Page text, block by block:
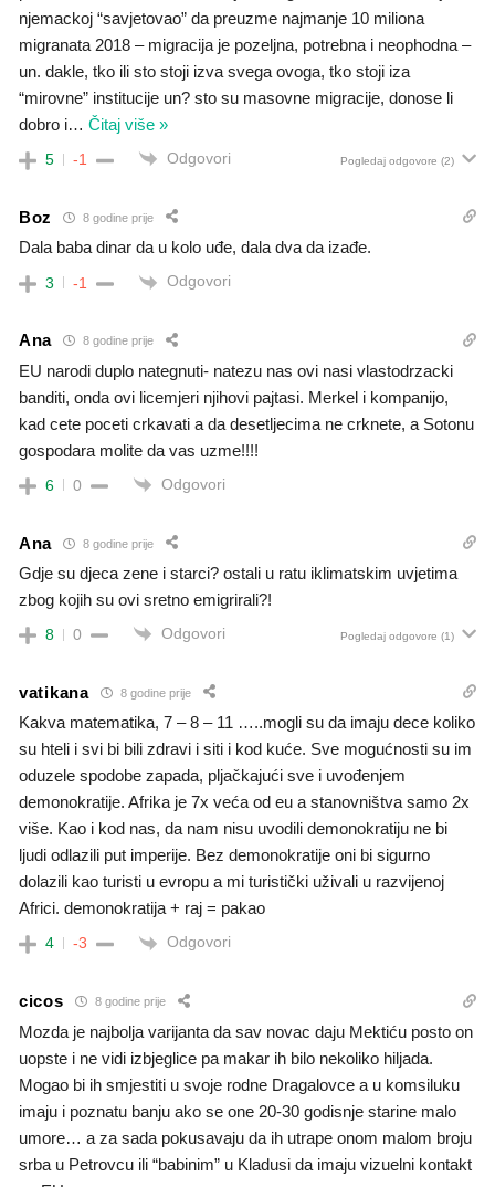
njemackoj “savjetovao” da preuzme najmanje 10 miliona
migranata 2018 – migracija je pozeljna, potrebna i neophodna –
un. dakle, tko ili sto stoji izva svega ovoga, tko stoji iza
“mirovne” institucije un? sto su masovne migracije, donose li
dobro i… Čitaj više »
5 -1 Odgovori Pogledaj odgovore (2)
Boz 8 godine prije
Dala baba dinar da u kolo uđe, dala dva da izađe.
3 -1 Odgovori
Ana 8 godine prije
EU narodi duplo nategnuti- natezu nas ovi nasi vlastodrzacki
banditi, onda ovi licemjeri njihovi pajtasi. Merkel i kompanijo,
kad cete poceti crkavati a da desetljecima ne crknete, a Sotonu
gospodara molite da vas uzme!!!!
6 0 Odgovori
Ana 8 godine prije
Gdje su djeca zene i starci? ostali u ratu iklimatskim uvjetima
zbog kojih su ovi sretno emigrirali?!
8 0 Odgovori Pogledaj odgovore (1)
vatikana 8 godine prije
Kakva matematika, 7 – 8 – 11 …..mogli su da imaju dece koliko
su hteli i svi bi bili zdravi i siti i kod kuće. Sve mogućnosti su im
oduzele spodobe zapada, pljačkajući sve i uvođenjem
demonokratije. Afrika je 7x veća od eu a stanovništva samo 2x
više. Kao i kod nas, da nam nisu uvodili demonokratiju ne bi
ljudi odlazili put imperije. Bez demonokratije oni bi sigurno
dolazili kao turisti u evropu a mi turistički uživali u razvijenoj
Africi. demonokratija + raj = pakao
4 -3 Odgovori
cicos 8 godine prije
Mozda je najbolja varijanta da sav novac daju Mektiću posto on
uopste i ne vidi izbjeglice pa makar ih bilo nekoliko hiljada.
Mogao bi ih smjestiti u svoje rodne Dragalovce a u komsiluku
imaju i poznatu banju ako se one 20-30 godisnje starine malo
umore… a za sada pokusavaju da ih utrape onom malom broju
srba u Petrovcu ili “babinim” u Kladusi da imaju vizuelni kontakt